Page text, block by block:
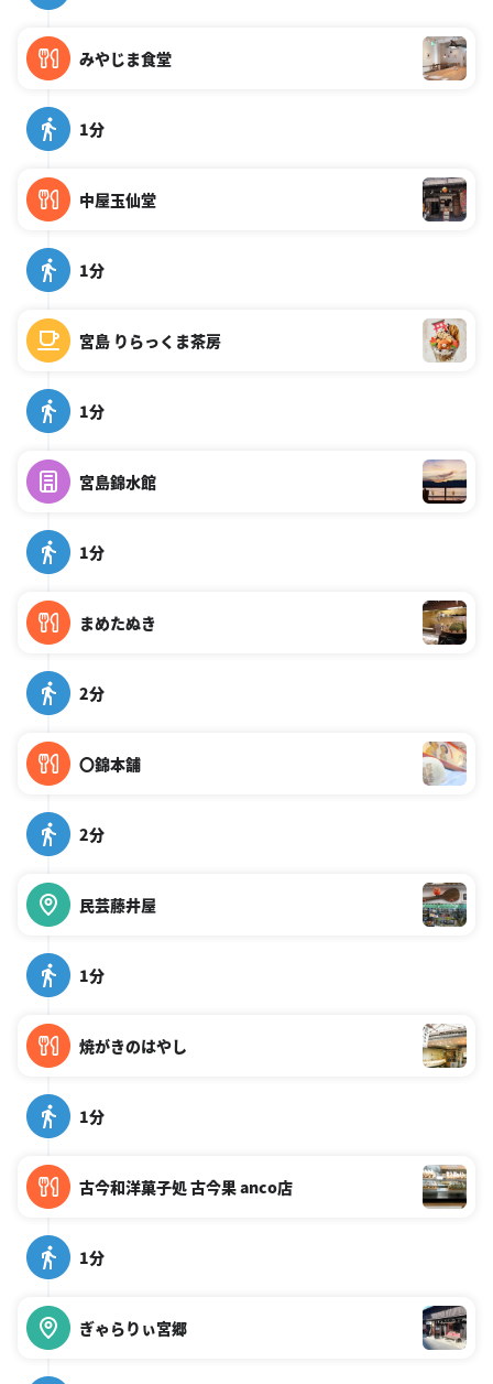
みやじま食堂
1分
中屋玉仙堂
1分
宮島 りらっくま茶房
1分
宮島錦水館
1分
まめたぬき
2分
〇錦本舗
2分
民芸藤井屋
1分
焼がきのはやし
1分
古今和洋菓子処 古今果 anco店
1分
ぎゃらりぃ宮郷